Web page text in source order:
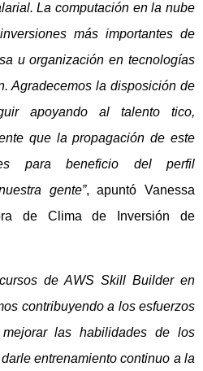
La computación en la nube
más importantes de
u organización en tecnologías
Agradecemos la disposición de
apoyando al talento tico,
que la propagación de este
es para beneficio del perfil
gente”, apuntó Vanessa
de Clima de Inversión de
de AWS Skill Builder en
contribuyendo a los esfuerzos
las habilidades de los
entrenamiento continuo a la